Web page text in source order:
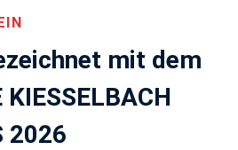
mit dem
KIESSELBACH
2026